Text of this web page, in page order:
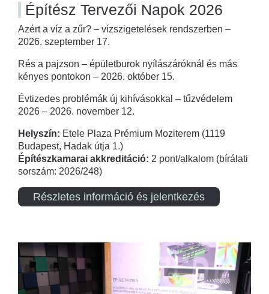
Építész Tervezői Napok 2026
Azért a víz a zűr? – vízszigetelések rendszerben –
2026. szeptember 17.
Rés a pajzson – épületburok nyílászáróknál és más
kényes pontokon – 2026. október 15.
Évtizedes problémák új kihívásokkal – tűzvédelem
2026 – 2026. november 12.
Helyszín: Etele Plaza Prémium Moziterem (1119
Budapest, Hadak útja 1.)
Építészkamarai akkreditáció: 2 pont/alkalom (bírálati
sorszám: 2026/248)
Részletes információ és jelentkezés